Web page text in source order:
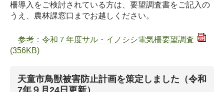
柵導入をご検討されている方は、要望調査書をご記入の
うえ、農林課窓口までお越しください。
参考：令和７年度サル・イノシシ電気柵要望調査
(356KB)
天童市鳥獣被害防止計画を策定しました（令和
7年９月24日更新）